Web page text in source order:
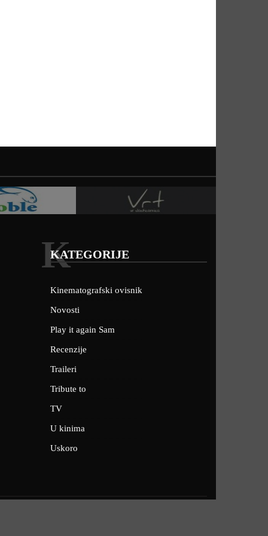
KATEGORIJE
K
Kinematografski ovisnik
Novosti
Play it again Sam
Recenzije
Traileri
Tribute to
TV
U kinima
Uskoro